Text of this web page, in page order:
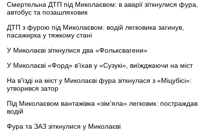
Смертельна ДТП під Миколаєвом: в аварії зіткнулися фура,
автобус та позашляховик
ДТП з фурою під Миколаєвом: водій легковика загинув,
пасажирка у тяжкому стані
У Миколаєві зіткнулися два «Фольксвагени»
У Миколаєві «Форд» в'їхав у «Сузукі», виїжджаючи на міст
На в'їзді на міст у Миколаєві фура зіткнулася з «Міцубісі»:
утворився затор
Під Миколаєвом вантажівка «зім'яла» легковик: постраждав
водій
Фура та ЗАЗ зіткнулися у Миколаєві